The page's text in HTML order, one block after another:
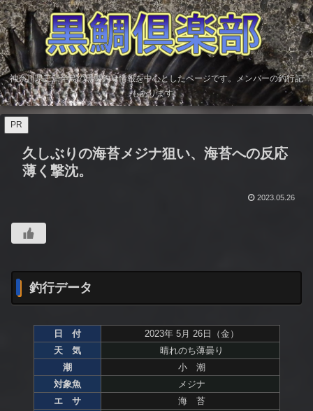
神奈川県三浦半島の黒鯛釣り情報を中心としたページです。メンバーの釣行記
もあります。
PR
久しぶりの海苔メジナ狙い、海苔への反応
薄く撃沈。
2023.05.26
釣行データ
日 付
2023年 5月 26日（金）
天 気
晴れのち薄曇り
潮
小 潮
対象魚
メジナ
エ サ
海 苔